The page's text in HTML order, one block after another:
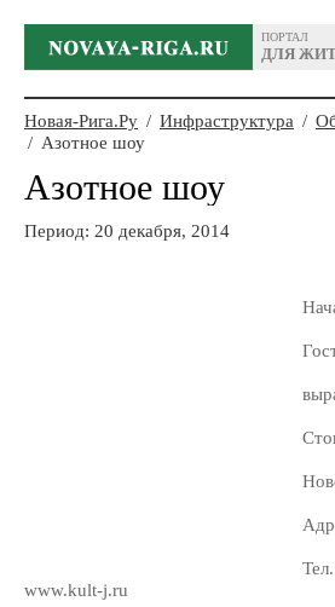
ПОРТАЛ
ДЛЯ
Новая-Рига.Ру / Инфраструктура /
/ Азотное шоу
Азотное шоу
Период: 20 декабря, 2014
www.kult-j.ru